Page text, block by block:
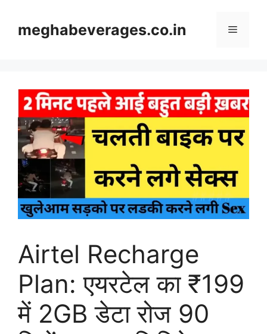
contentmeghabeverages.co.in Menu
Airtel Recharge
Plan: एयरटेल का ₹199
में 2GB डेटा रोज 90